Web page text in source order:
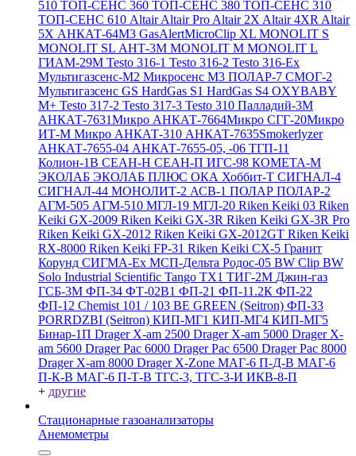
510 ТОП-СЕНС 360 ТОП-СЕНС 380 ТОП-СЕНС 310
ТОП-СЕНС 610 AltairAltair Pro Altair 2X Altair 4XR Altair
5X АНКАТ-64М3 GasAlertMicroClip XL MONOLIT S
MONOLIT SL АНТ-3М MONOLIT M MONOLIT L
ГИАМ-29М Testo 316-1 Testo 316-2 Testo 316-Ex
Мультигазсенс-М2 Микросенс М3 ПОЛАР-7 СМОГ-2
Мультигазсенс GS HardGas S1 HardGas S4 OXYBABY
M+ Testo 317-2 Testo 317-3 Testo 310 Палладий-3М
АНКАТ-7631Микро АНКАТ-7664Микро СГГ-20Микро
ИТ-М Микро АНКАТ-310 АНКАТ-7635Smokerlyzer
АНКАТ-7655-04 АНКАТ-7655-05, -06 ТГП-11
Колион-1В СЕАН-Н СЕАН-П ИГС-98 КОМЕТА-М
ЭКОЛАБ ЭКОЛАБ ПЛЮС ОКА Хоббит-Т СИГНАЛ-4
СИГНАЛ-44 МОНОЛИТ-2 АСВ-1 ПОЛАР ПОЛАР-2
АГМ-505 АГМ-510 МГЛ-19 МГЛ-20 Riken Keiki 03 Riken
Keiki GX-2009 Riken Keiki GX-3R Riken Keiki GX-3R Pro
Riken Keiki GX-2012 Riken Keiki GX-2012GT Riken Keiki
RX-8000 Riken Keiki FP-31 Riken Keiki CX-5 Гранит
Корунд СИГМА-Ех МСП-Дельта Родос-05 BW Clip BW
Solo Industrial Scientific Tango TX1 ТИГ-2М Джин-газ
ГСБ-3М ФП-34 ФТ-02В1 ФП-21 ФП-11.2К ФП-22
ФП-12 Chemist 101 / 103 BE GREEN (Seitron) ФП-33
PORRDZBI (Seitron) КИП-МГ1 КИП-МГ4 КИП-МГ5
Бинар-1П Drager X-am 2500 Drager X-am 5000 Drager X-
am 5600 Drager Pac 6000 Drager Pac 6500 Drager Pac 8000
Drager X-am 8000 Drager X-Zone МАГ-6 П-Д-В МАГ-6
П-К-В МАГ-6 П-Т-В ТГС-3, ТГС-3-И ИКВ-8-П
+ другие
Стационарные газоанализаторы
Анемометры